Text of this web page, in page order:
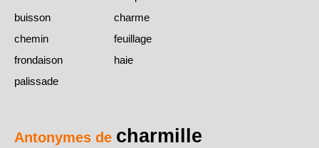
buisson
charme
chemin
feuillage
frondaison
haie
palissade
Antonymes de charmille